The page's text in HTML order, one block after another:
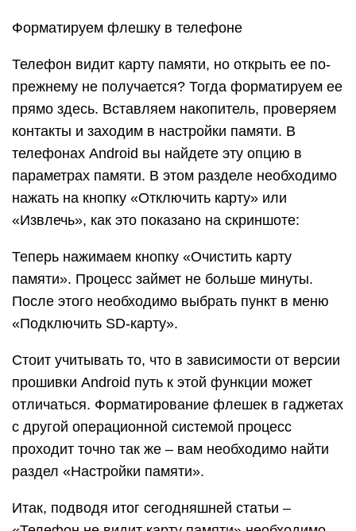
Форматируем флешку в телефоне
Телефон видит карту памяти, но открыть ее по-
прежнему не получается? Тогда форматируем ее
прямо здесь. Вставляем накопитель, проверяем
контакты и заходим в настройки памяти. В
телефонах Android вы найдете эту опцию в
параметрах памяти. В этом разделе необходимо
нажать на кнопку «Отключить карту» или
«Извлечь», как это показано на скриншоте:
Теперь нажимаем кнопку «Очистить карту
памяти». Процесс займет не больше минуты.
После этого необходимо выбрать пункт в меню
«Подключить SD-карту».
Стоит учитывать то, что в зависимости от версии
прошивки Android путь к этой функции может
отличаться. Форматирование флешек в гаджетах
с другой операционной системой процесс
проходит точно так же – вам необходимо найти
раздел «Настройки памяти».
Итак, подводя итог сегодняшней статьи –